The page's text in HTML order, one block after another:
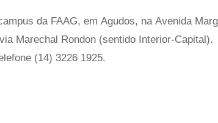
da FAAG, em Agudos, na Avenida
Marechal Rondon (sentido Interior-Capital).
(14) 3226 1925.